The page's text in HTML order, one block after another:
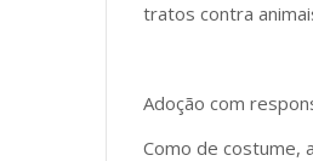
tratos contra
Adoção com
Como de costume,